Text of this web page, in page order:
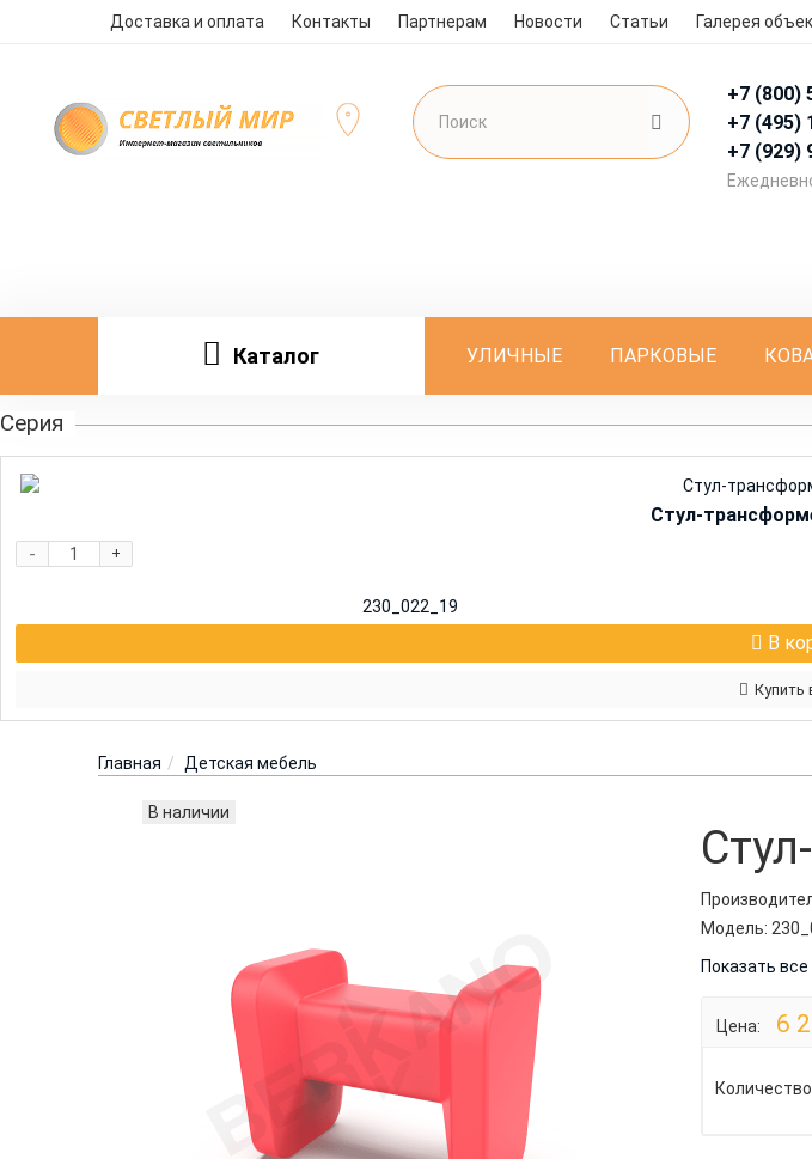
Доставка и оплата Контакты Партнерам Новости Статьи Галерея
+7 (800)
+7 (495)
+7 (929)
Каталог УЛИЧНЫЕ ПАРКОВЫЕ
Серия
Стул-
- +
230_022_19
В
Купить
Главная Детская мебель
В наличии
Модель:
Показать все
Цена: 6